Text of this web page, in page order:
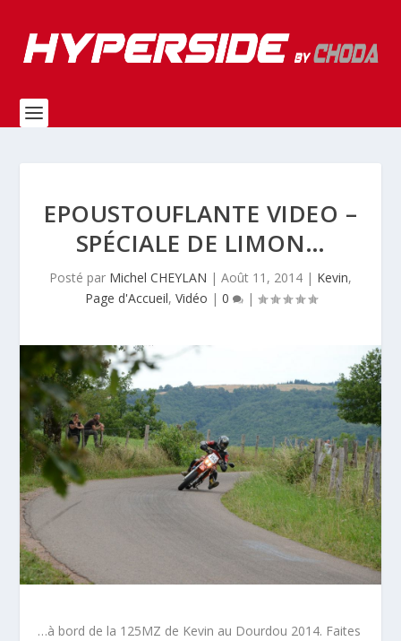
EPOUSTOUFLANTE VIDEO –
SPÉCIALE DE LIMON…
Posté par Michel CHEYLAN | Août 11, 2014 | Kevin,
Page d'Accueil, Vidéo | 0 |
…à bord de la 125MZ de Kevin au Dourdou 2014. Faites